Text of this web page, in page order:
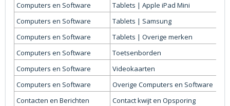
Computers en Software
Tablets | Apple iPad Mini
Computers en Software
Tablets | Samsung
Computers en Software
Tablets | Overige merken
Computers en Software
Toetsenborden
Computers en Software
Videokaarten
Computers en Software
Overige Computers en Software
Contacten en Berichten
Contact kwijt en Opsporing